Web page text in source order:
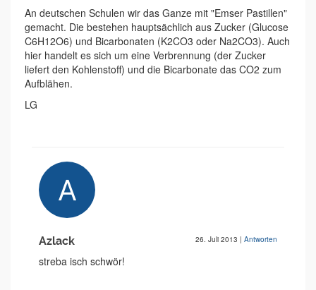
An deutschen Schulen wir das Ganze mit "Emser Pastillen"
gemacht. Die bestehen hauptsächlich aus Zucker (Glucose
C6H12O6) und Bicarbonaten (K2CO3 oder Na2CO3). Auch
hier handelt es sich um eine Verbrennung (der Zucker
liefert den Kohlenstoff) und die Bicarbonate das CO2 zum
Aufblähen.
LG
Azlack 26. Juli 2013 | Antworten
streba isch schwör!